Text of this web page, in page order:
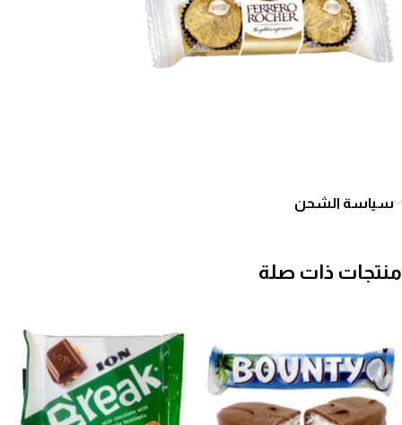
سياسة الشحن
منتجات ذات صلة